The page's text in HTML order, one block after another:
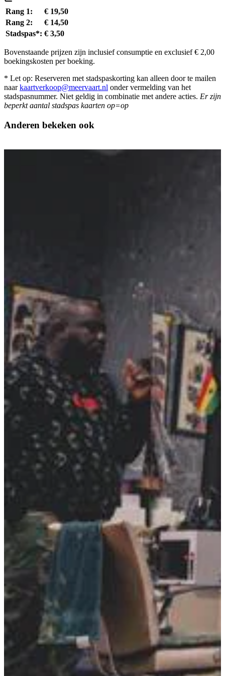
Rang 1:
€ 19,50
Rang 2:
€ 14,50
Stadspas*: € 3,50
Bovenstaande prijzen zijn inclusief consumptie en exclusief € 2,00
boekingskosten per boeking.
* Let op: Reserveren met stadspaskorting kan alleen door te mailen
naarkaartverkoop@meervaart.nl onder vermelding van het
stadspasnummer. Niet geldig in combinatie met andere acties. Er zijn
beperkt aantal stadspas kaarten op=op
Anderen bekeken ook